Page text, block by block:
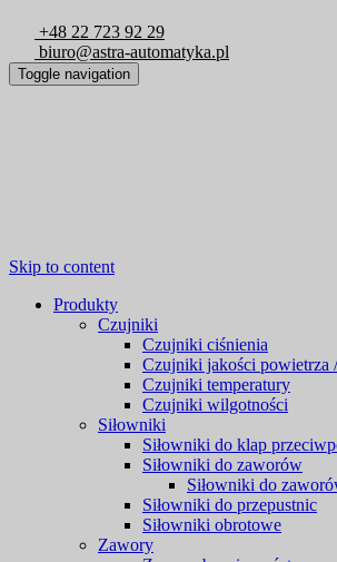
+48 22 723 92 29
biuro@astra-automatyka.pl
Toggle navigation
Skip to content
Produkty
Czujniki
Czujniki ciśnienia
Czujniki jakości powietrza
Czujniki temperatury
Czujniki wilgotności
Siłowniki
Siłowniki do klap
Siłowniki do zaworów
Siłowniki do
Siłowniki do przepustnic
Siłowniki obrotowe
Zawory